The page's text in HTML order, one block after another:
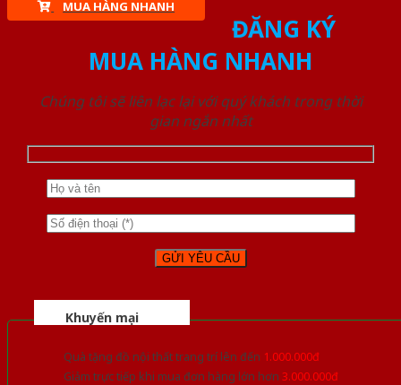
MUA HÀNG NHANH
ĐĂNG KÝ
MUA HÀNG NHANH
Chúng tôi sẽ liên lạc lại với quý khách trong thời
gian ngắn nhất
Khuyến mại
Quà tặng đồ nội thất trang trí lên đến 1.000.000đ
Giảm trực tiếp khi mua đơn hàng lớn hơn 3.000.000đ